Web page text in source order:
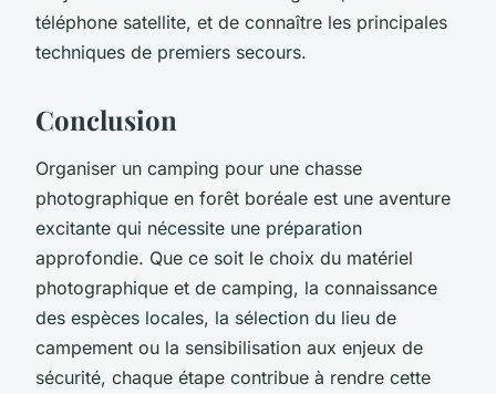
téléphone satellite, et de connaître les principales
techniques de premiers secours.
Conclusion
Organiser un camping pour une chasse
photographique en forêt boréale est une aventure
excitante qui nécessite une préparation
approfondie. Que ce soit le choix du matériel
photographique et de camping, la connaissance
des espèces locales, la sélection du lieu de
campement ou la sensibilisation aux enjeux de
sécurité, chaque étape contribue à rendre cette